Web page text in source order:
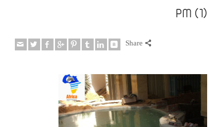
PM (1)
Share